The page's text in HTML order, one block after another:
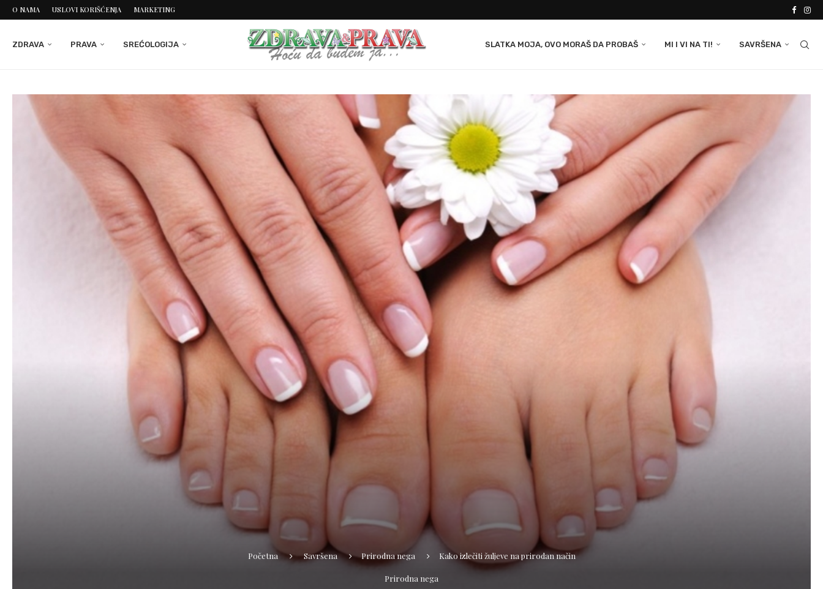
O NAMA USLOVI KORIŠĆENJA MARKETING
ZDRAVA PRAVA SREĆOLOGIJA SLATKA MOJA, OVO MORAŠ DA PROBAŠ MI I VI NA TI! SAVRŠENA
Početna Savršena Prirodna nega Kako izlečiti žuljeve na prirodan način
Prirodna nega